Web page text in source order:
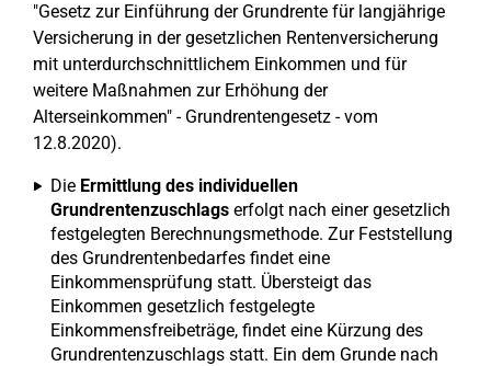
"Gesetz zur Einführung der Grundrente für langjährige
Versicherung in der gesetzlichen Rentenversicherung
mit unterdurchschnittlichem Einkommen und für
weitere Maßnahmen zur Erhöhung der
Alterseinkommen" - Grundrentengesetz - vom
12.8.2020).
Die Ermittlung des individuellen
Grundrentenzuschlags erfolgt nach einer gesetzlich
festgelegten Berechnungsmethode. Zur Feststellung
des Grundrentenbedarfes findet eine
Einkommensprüfung statt. Übersteigt das
Einkommen gesetzlich festgelegte
Einkommensfreibeträge, findet eine Kürzung des
Grundrentenzuschlags statt. Ein dem Grunde nach